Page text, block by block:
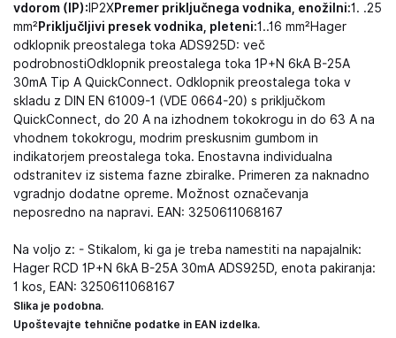
vdorom (IP): IP2XPremer priključnega vodnika, enožilni:1. .25
mm²Priključljivi presek vodnika, pleteni:1..16 mm²Hager
odklopnik preostalega toka ADS925D: več
podrobnostiOdklopnik preostalega toka 1P+N 6kA B-25A
30mA Tip A QuickConnect. Odklopnik preostalega toka v
skladu z DIN EN 61009-1 (VDE 0664-20) s priključkom
QuickConnect, do 20 A na izhodnem tokokrogu in do 63 A na
vhodnem tokokrogu, modrim preskusnim gumbom in
indikatorjem preostalega toka. Enostavna individualna
odstranitev iz sistema fazne zbiralke. Primeren za naknadno
vgradnjo dodatne opreme. Možnost označevanja
neposredno na napravi. EAN: 3250611068167
Na voljo z: - Stikalom, ki ga je treba namestiti na napajalnik:
Hager RCD 1P+N 6kA B-25A 30mA ADS925D, enota pakiranja:
1 kos, EAN: 3250611068167
Slika je podobna.
Upoštevajte tehnične podatke in EAN izdelka.